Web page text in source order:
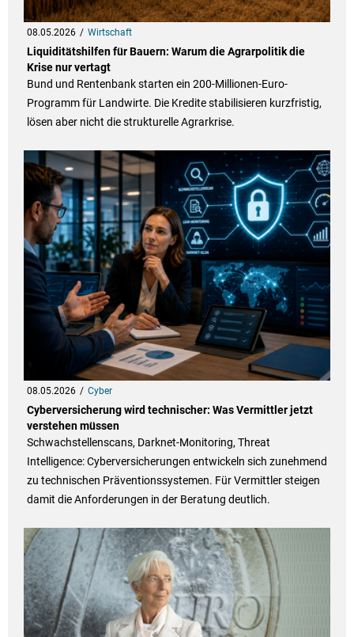
08.05.2026 Wirtschaft
Liquiditätshilfen für Bauern: Warum die Agrarpolitik die
Krise nur vertagt
Bund und Rentenbank starten ein 200-Millionen-Euro-
Programm für Landwirte. Die Kredite stabilisieren kurzfristig,
lösen aber nicht die strukturelle Agrarkrise.
08.05.2026 Cyber
Cyberversicherung wird technischer: Was Vermittler jetzt
verstehen müssen
Schwachstellenscans, Darknet-Monitoring, Threat
Intelligence: Cyberversicherungen entwickeln sich zunehmend
zu technischen Präventionssystemen. Für Vermittler steigen
damit die Anforderungen in der Beratung deutlich.